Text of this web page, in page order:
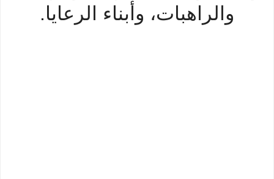
والراهبات، وأبناء الرعايا.